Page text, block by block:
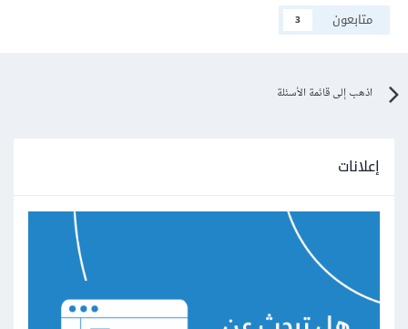
متابعون
3
اذهب إلى قائمة الأسئلة
إعلانات